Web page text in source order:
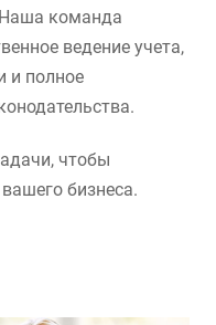
Наша команда
ведение учета,
и полное
чтобы
бизнеса.